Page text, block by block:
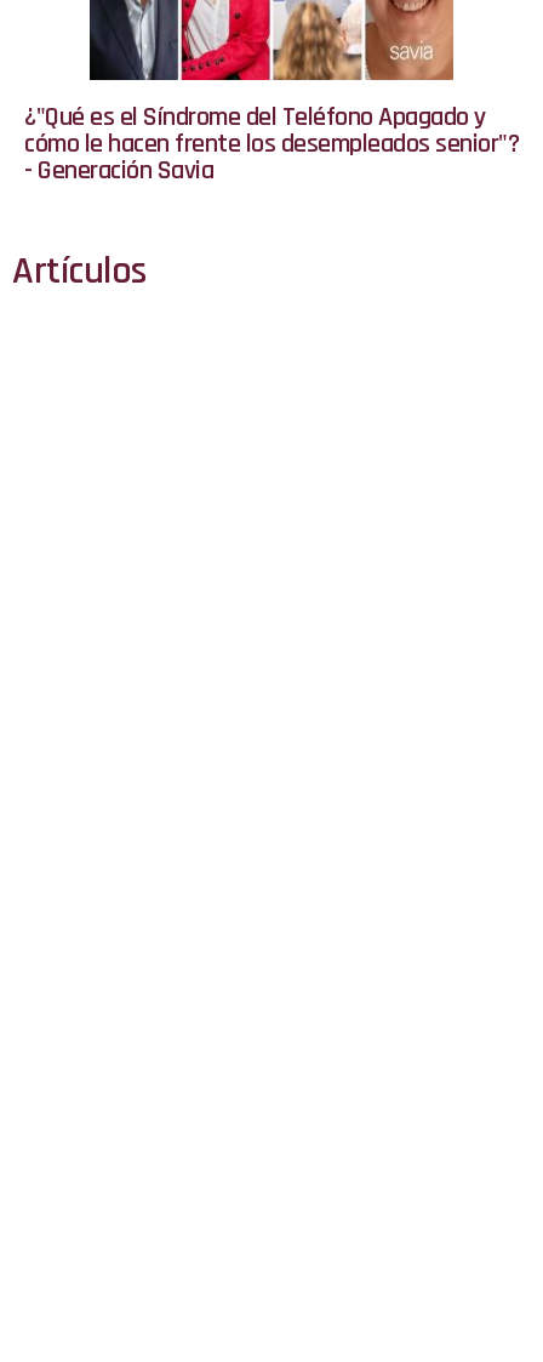
¿"Qué es el Síndrome del Teléfono Apagado y
cómo le hacen frente los desempleados senior"?
- Generación Savia
Artículos